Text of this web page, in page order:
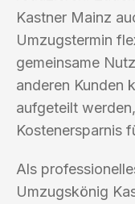
Kastner Mainz
Umzugstermin
gemeinsame
anderen Kunden
aufgeteilt
Kostenersparnis
Als
Umzugskönig